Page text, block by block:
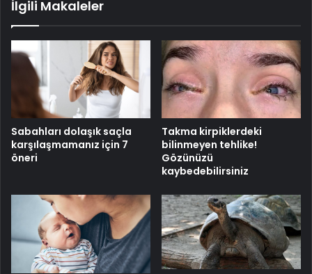
tarağı
İlgili Makaleler
Sabahları dolaşık saçla
karşılaşmamanız için 7
öneri
Takma kirpiklerdeki
bilinmeyen tehlike!
Gözünüzü
kaybedebilirsiniz